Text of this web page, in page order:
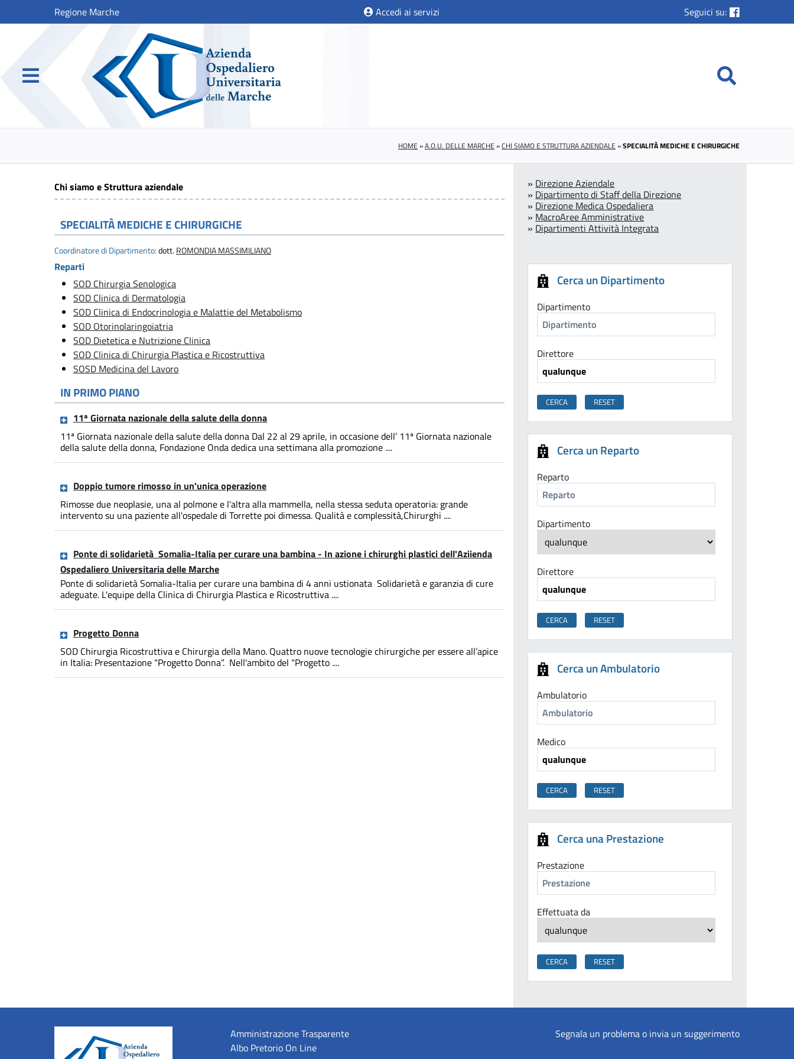
Regione Marche Accedi ai servizi Seguici su:
HOME »A.O.U. DELLE MARCHE »CHI SIAMO E STRUTTURA AZIENDALE »SPECIALITÀ MEDICHE E CHIRURGICHE
Chi siamo e Struttura aziendale
SPECIALITÀ MEDICHE E CHIRURGICHE
Coordinatore di Dipartimento: dott. ROMONDIA MASSIMILIANO
Reparti
SOD Chirurgia Senologica
SOD Clinica di Dermatologia
SOD Clinica di Endocrinologia e Malattie del Metabolismo
SOD Otorinolaringoiatria
SOD Dietetica e Nutrizione Clinica
SOD Clinica di Chirurgia Plastica e Ricostruttiva
SOSD Medicina del Lavoro
IN PRIMO PIANO
11ª Giornata nazionale della salute della donna
11ª Giornata nazionale della salute della donna Dal 22 al 29 aprile, in occasione dell’ 11ª Giornata nazionale
della salute della donna, Fondazione Onda dedica una settimana alla promozione ....
Doppio tumore rimosso in un'unica operazione
Rimosse due neoplasie, una al polmone e l'altra alla mammella, nella stessa seduta operatoria: grande
intervento su una paziente all'ospedale di Torrette poi dimessa. Qualità e complessità,Chirurghi ....
Ponte di solidarietà Somalia-Italia per curare una bambina - In azione i chirurghi plastici dell'Aziienda
Ospedaliero Universitaria delle Marche
Ponte di solidarietà Somalia-Italia per curare una bambina di 4 anni ustionata Solidarietà e garanzia di cure
adeguate. L'equipe della Clinica di Chirurgia Plastica e Ricostruttiva ....
Progetto Donna
SOD Chirurgia Ricostruttiva e Chirurgia della Mano. Quattro nuove tecnologie chirurgiche per essere all’apice
in Italia: Presentazione “Progetto Donna”. Nell'ambito del “Progetto ....
» Direzione Aziendale
» Dipartimento di Staff della Direzione
» Direzione Medica Ospedaliera
» MacroAree Amministrative
» Dipartimenti Attività Integrata
Cerca un Dipartimento
Dipartimento
Direttore
Cerca un Reparto
Reparto
Dipartimento
Direttore
Cerca un Ambulatorio
Ambulatorio
Medico
Cerca una Prestazione
Prestazione
Effettuata da
Amministrazione Trasparente
Albo Pretorio On Line
Segnala un problema o invia un suggerimento